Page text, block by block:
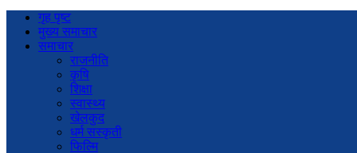
गृह पृष्ट
मुख्य समाचार
समाचार
राजनीति
कृषि
शिक्षा
स्वास्थ्य
खेलकुद
धर्म सस्कृती
फिल्मि